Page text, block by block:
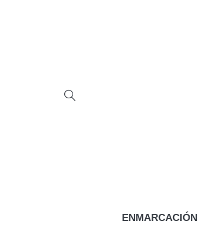
ENMARCACIÓN